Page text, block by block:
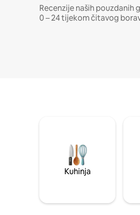
Recenzije naših pouzdanih
0 – 24 tijekom čitavog
Kuhinja